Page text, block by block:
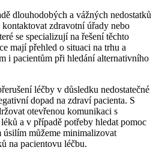
dlouhodobých a vážných nedostatků
zdravotní úřady nebo
se specializují na řešení těchto
mají přehled o situaci na trhu a
i pacientům při hledání alternativního
léčby v důsledku nedostatečné
dopad na zdraví pacienta. S
otevřenou komunikaci s
a v případě potřeby hledat pomoc
můžeme minimalizovat
na pacientovu léčbu.